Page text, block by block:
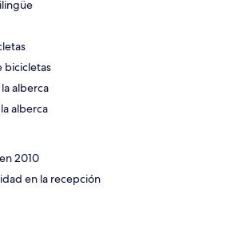
bicicletas
alberca
alberca
2010
en la recepción